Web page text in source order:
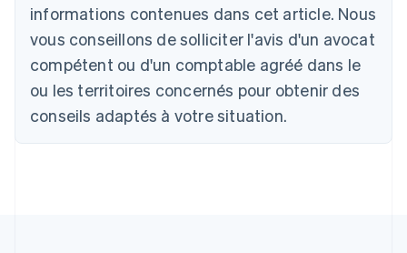
informations contenues dans cet article. Nous
vous conseillons de solliciter l'avis d'un avocat
compétent ou d'un comptable agréé dans le
ou les territoires concernés pour obtenir des
conseils adaptés à votre situation.
Brésil
Bulgarie
English
Canada
English Français
Chine continentale